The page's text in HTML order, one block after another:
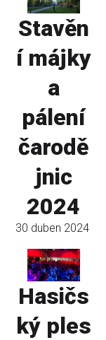
Stavěn
í májky
a
pálení
čarodě
jnic
2024
30 duben 2024
Hasičs
ký ples